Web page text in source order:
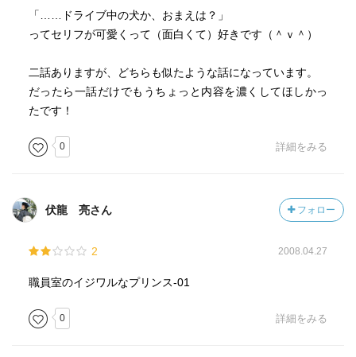
「……ドライブ中の犬か、おまえは？」
ってセリフが可愛くって（面白くて）好きです（＾ｖ＾）
二話ありますが、どちらも似たような話になっています。
だったら一話だけでもうちょっと内容を濃くしてほしかっ
たです！
0 詳細をみる
伏龍 亮さん フォロー
2 2008.04.27
職員室のイジワルなプリンス-01
0 詳細をみる